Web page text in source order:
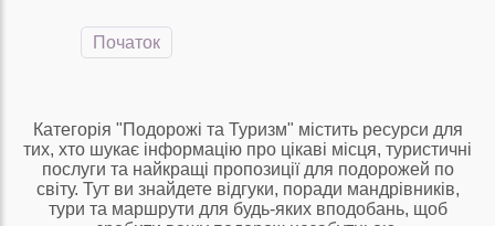
культурою історією та природою розширювати
кругозір і проводити час активно та з користю. З
Перейти на сайт →
Початок
Категорія "Подорожі та Туризм" містить ресурси для
тих, хто шукає інформацію про цікаві місця, туристичні
послуги та найкращі пропозиції для подорожей по
світу. Тут ви знайдете відгуки, поради мандрівників,
тури та маршрути для будь-яких вподобань, щоб